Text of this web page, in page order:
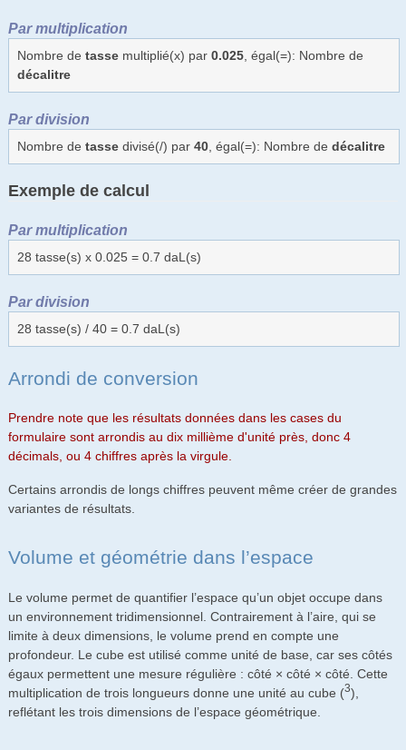
Par multiplication
Nombre de tassemultiplié(x) par 0.025, égal(=): Nombre de
décalitre
Par division
Nombre de tassedivisé(/) par 40, égal(=): Nombre de décalitre
Exemple de calcul
Par multiplication
28 tasse(s) x 0.025 = 0.7 daL(s)
Par division
28 tasse(s) / 40 = 0.7 daL(s)
Arrondi de conversion
Prendre note que les résultats données dans les cases du
formulaire sont arrondis au dix millième d'unité près, donc 4
décimals, ou 4 chiffres après la virgule.
Certains arrondis de longs chiffres peuvent même créer de grandes
variantes de résultats.
Volume et géométrie dans l’espace
Le volume permet de quantifier l’espace qu’un objet occupe dans
un environnement tridimensionnel. Contrairement à l’aire, qui se
limite à deux dimensions, le volume prend en compte une
profondeur. Le cube est utilisé comme unité de base, car ses côtés
égaux permettent une mesure régulière : côté × côté × côté. Cette
multiplication de trois longueurs donne une unité au cube (3),
reflétant les trois dimensions de l’espace géométrique.